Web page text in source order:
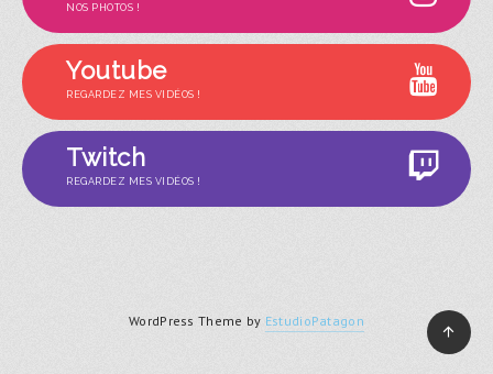
NOS PHOTOS !
Youtube
REGARDEZ MES VIDÉOS !
Twitch
REGARDEZ MES VIDÉOS !
WordPress Theme by EstudioPatagon